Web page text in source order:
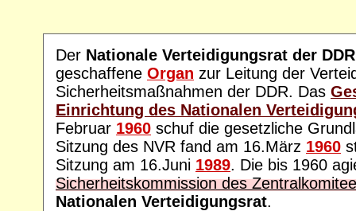
Der Nationale Verteidigungsrat der DDR
geschaffene Organ zur Leitung der
Sicherheitsmaßnahmen der DDR. Das
Einrichtung des Nationalen
Februar 1960 schuf die gesetzliche
Sitzung des NVR fand am 16.März 1960
Sitzung am 16.Juni 1989. Die bis 1960
Sicherheitskommission des
Nationalen Verteidigungsrat.